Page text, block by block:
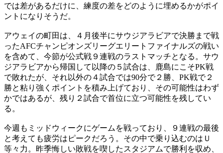
では差があるだけに、練度の差をどのように埋めるかがポイ
ントになりそうだ。
アウェイの町田は、４月後半にサウジアラビアで決勝まで戦
ったAFCチャンピオンズリーグエリートファイナルズの戦い
を含めて、今節が公式戦９連戦のラストマッチとなる。サウ
ジアラビアから帰国して以降の５試合は、鹿島にこそPK戦
で敗れたが、それ以外の４試合では90分で２勝、PK戦で２
勝と粘り強くポイントを積み上げており、その可能性はわず
かではあるが、残り２試合で首位に立つ可能性を残してい
る。
今週もミッドウィークにゲームを戦っており、９連戦の最後
と考えても疲労はピークだろう。その中で乗り込むのはＵ
等々力。昨季悔しい敗戦を喫したスタジアムで勝利を収め、